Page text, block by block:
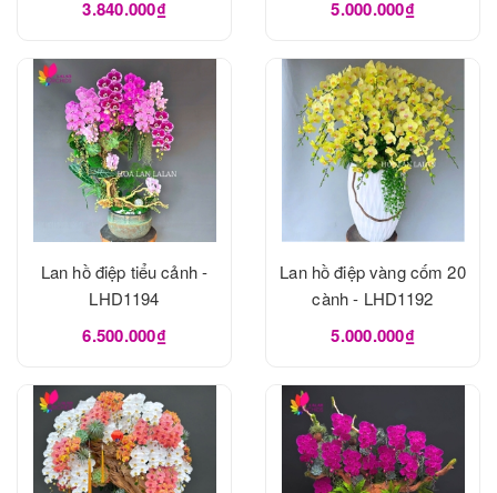
3.840.000₫ 5.000.000₫
Lan hồ điệp tiểu cảnh -
LHD1194
6.500.000₫
Lan hồ điệp vàng cốm 20
cành - LHD1192
5.000.000₫